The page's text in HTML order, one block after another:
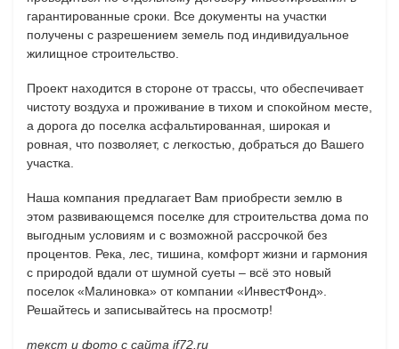
гарантированные сроки. Все документы на участки
получены с разрешением земель под индивидуальное
жилищное строительство.
Проект находится в стороне от трассы, что обеспечивает
чистоту воздуха и проживание в тихом и спокойном месте,
а дорога до поселка асфальтированная, широкая и
ровная, что позволяет, с легкостью, добраться до Вашего
участка.
Наша компания предлагает Вам приобрести землю в
этом развивающемся поселке для строительства дома по
выгодным условиям и с возможной рассрочкой без
процентов. Река, лес, тишина, комфорт жизни и гармония
с природой вдали от шумной суеты – всё это новый
поселок «Малиновка» от компании «ИнвестФонд».
Решайтесь и записывайтесь на просмотр!
текст и фото с сайта if72.ru